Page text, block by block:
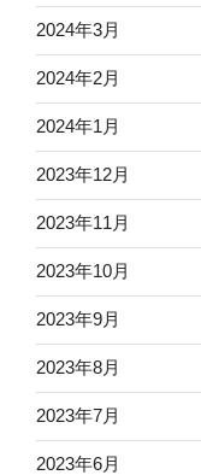
2024年3月
2024年2月
2024年1月
2023年12月
2023年11月
2023年10月
2023年9月
2023年8月
2023年7月
2023年6月